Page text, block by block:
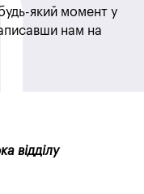
який момент у
нам на
відділу